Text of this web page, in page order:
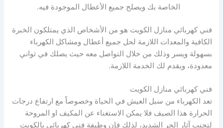
الخاصة بك ويصلح جميع الأعطال الموجودة فيه.
فني كهربائي منازل الكويت هو من الأشخاص الذي يمتلكون الخبرة
الكافية والمعدات اللازمة لحل جميع أعطال ومشاكل الكهرباء
بسهولة ويسر وذلك من خلال التواصل معه حيث يصلك في ثواني
معدودة، ويقدم لك الخدمة اللازمة.
فني كهربائي منازل الكويت
تعد الكهرباء من سبل العيش في الحياة وخصوصاً مع ارتفاع درجات
الحرارة هذا الصيف فلا يمكن الاستغناء عن المكيف او المروحة
لتجنب آثار الحر الشديد، لذلك فإن وظيفة فني كهربائي بالكويت